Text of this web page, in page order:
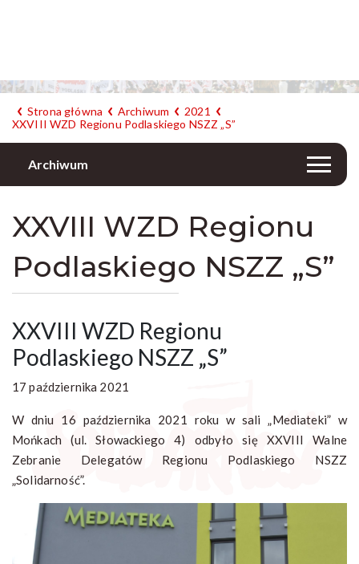
Strona główna Archiwum
2021
XXVIII WZD Regionu Podlaskiego NSZZ „S”
Archiwum
XXVIII WZD Regionu
Podlaskiego NSZZ „S”
XXVIII WZD Regionu
Podlaskiego NSZZ „S”
17 października 2021
W dniu 16 października 2021 roku w sali „Mediateki” w
Mońkach (ul. Słowackiego 4) odbyło się XXVIII Walne
Zebranie Delegatów Regionu Podlaskiego NSZZ
„Solidarność”.